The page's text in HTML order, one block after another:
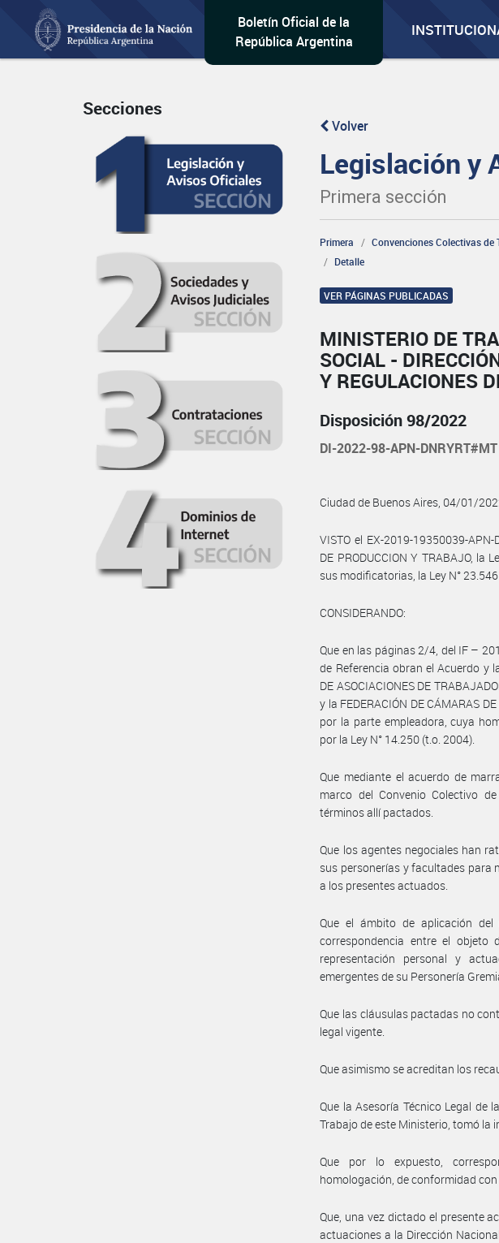
Boletín Oficial de la
República Argentina
Secciones
Volver
Legislación y
Primera sección
Primera
Convenciones Colectivas de
Detalle
VER PÁGINAS PUBLICADAS
MINISTERIO DE
SOCIAL -
Y REGULACIONES
Disposición 98/2022
DI-2022-98-APN-DNRYRT#MT
Ciudad de Buenos Aires, 04/01/
VISTO el EX-2019-19350039-
DE PRODUCCION Y TRABAJO, la
sus modificatorias, la Ley N°
CONSIDERANDO:
Que en las páginas 2/4, del IF –
de Referencia obran el Acuerdo y
DE ASOCIACIONES DE
y la FEDERACIÓN DE CÁMARAS
por la parte empleadora, cuya
por la Ley N° 14.250 (t.o. 2004).
Que mediante el acuerdo de
marco del Convenio Colectivo
términos allí pactados.
Que los agentes negociales han
sus personerías y facultades para
a los presentes actuados.
Que el ámbito de aplicación
correspondencia entre el
representación personal y
emergentes de su Personería
Que las cláusulas pactadas no
legal vigente.
Que asimismo se acreditan los
Que la Asesoría Técnico Legal de
Trabajo de este Ministerio, tomó la
Que por lo expuesto,
homologación, de conformidad
Que, una vez dictado el presente
actuaciones a la Dirección